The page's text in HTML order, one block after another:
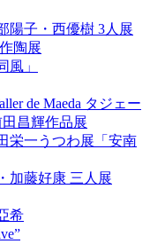
陽子・西優樹 3人展
陶展
風」
de Maeda タジェー
昌輝作品展
栄一うつわ展「安南
加藤好康 三人展
希